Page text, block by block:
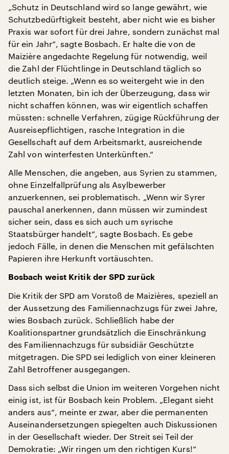
„Schutz in Deutschland wird so lange gewährt, wie
Schutzbedürftigkeit besteht, aber nicht wie es bisher
Praxis war sofort für drei Jahre, sondern zunächst mal
für ein Jahr“, sagte Bosbach. Er halte die von de
Maizière angedachte Regelung für notwendig, weil
die Zahl der Flüchtlinge in Deutschland täglich so
deutlich steige. „Wenn es so weitergeht wie in den
letzten Monaten, bin ich der Überzeugung, dass wir
nicht schaffen können, was wir eigentlich schaffen
müssten: schnelle Verfahren, zügige Rückführung der
Ausreisepflichtigen, rasche Integration in die
Gesellschaft auf dem Arbeitsmarkt, ausreichende
Zahl von winterfesten Unterkünften.“
Alle Menschen, die angeben, aus Syrien zu stammen,
ohne Einzelfallprüfung als Asylbewerber
anzuerkennen, sei problematisch. „Wenn wir Syrer
pauschal anerkennen, dann müssen wir zumindest
sicher sein, dass es sich auch um syrische
Staatsbürger handelt“, sagte Bosbach. Es gebe
jedoch Fälle, in denen die Menschen mit gefälschten
Papieren ihre Herkunft vortäuschten.
Bosbach weist Kritik der SPD zurück
Die Kritik der SPD am Vorstoß de Maizières, speziell an
der Aussetzung des Familiennachzugs für zwei Jahre,
wies Bosbach zurück. Schließlich habe der
Koalitionspartner grundsätzlich die Einschränkung
des Familiennachzugs für subsidiär Geschützte
mitgetragen. Die SPD sei lediglich von einer kleineren
Zahl Betroffener ausgegangen.
Dass sich selbst die Union im weiteren Vorgehen nicht
einig ist, ist für Bosbach kein Problem. „Elegant sieht
anders aus“, meinte er zwar, aber die permanenten
Auseinandersetzungen spiegelten auch Diskussionen
in der Gesellschaft wieder. Der Streit sei Teil der
Demokratie: „Wir ringen um den richtigen Kurs!“